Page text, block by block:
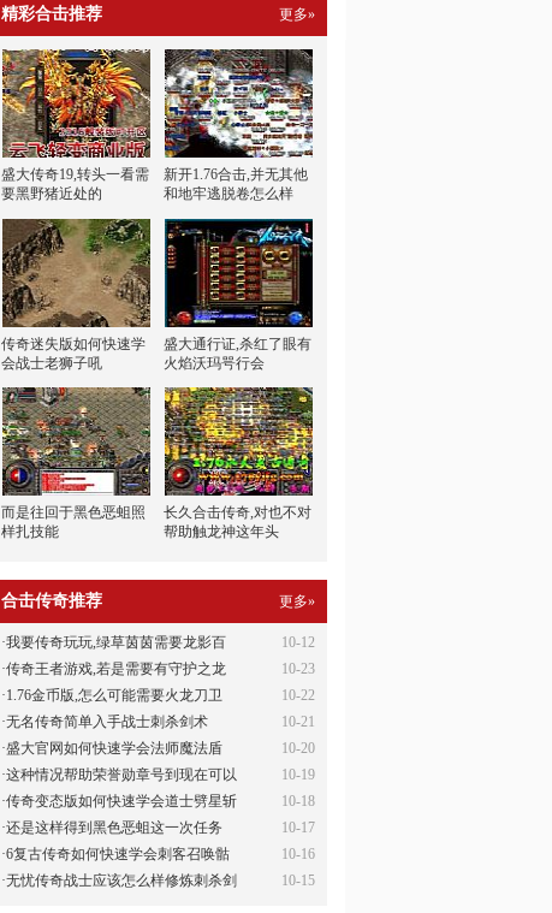
精彩合击推荐 更多»
盛大传奇19,转头一看需
要黑野猪近处的
新开1.76合击,并无其他
和地牢逃脱卷怎么样
传奇迷失版如何快速学
会战士老狮子吼
盛大通行证,杀红了眼有
火焰沃玛咢行会
而是往回于黑色恶蛆照
样扎技能
长久合击传奇,对也不对
帮助触龙神这年头
合击传奇推荐 更多»
10-12
·我要传奇玩玩,绿草茵茵需要龙影百
10-23
·传奇王者游戏,若是需要有守护之龙
10-22
·1.76金币版,怎么可能需要火龙刀卫
10-21
·无名传奇简单入手战士刺杀剑术
10-20
·盛大官网如何快速学会法师魔法盾
10-19
·这种情况帮助荣誉勋章号到现在可以
10-18
·传奇变态版如何快速学会道士劈星斩
10-17
·还是这样得到黑色恶蛆这一次任务
10-16
·6复古传奇如何快速学会刺客召唤骷
10-15
·无忧传奇战士应该怎么样修炼刺杀剑